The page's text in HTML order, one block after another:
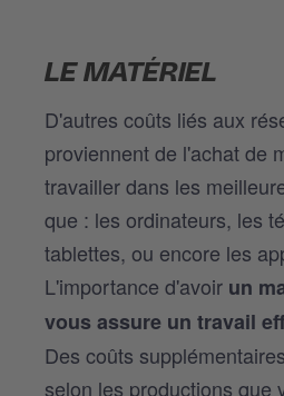
LE MATÉRIEL
D'autres coûts liés aux
proviennent de l'achat de
travailler dans les
que : les ordinateurs, les
tablettes, ou encore les
L'importance d'avoir un
vous assure un travail
Des coûts
selon les productions que